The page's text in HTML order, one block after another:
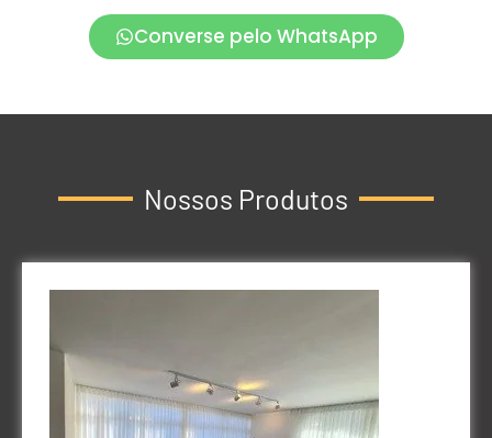
Converse pelo WhatsApp
Nossos Produtos